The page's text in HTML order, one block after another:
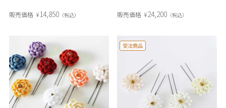
販売価格 ¥14,850 税込 販売価格 ¥24,200 税込
受注商品